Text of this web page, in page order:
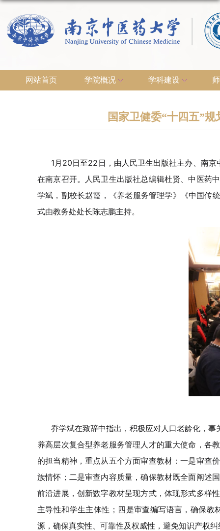
网站首页 学院概况 学科建设
国家卫健委“十四五”
1月20日至22日，由人民卫生出版社主办、南
在南京召开。人民卫生出版社总编辑杜贤、中医药
学斌，副校长赵霞，《养老服务管理学》《中国传
式由教务处处长陈志鹏主持。
乔学斌在致辞中指出，积极应对人口老龄化，
养高层次复合型养老服务管理人才的重大使命，各
的担当精神，重点从五个方面审查教材：一是审查
族情怀；二是审查内容质量，确保教材既全面阐述
前沿进展，创新数字教材呈现方式，体现形式多样
主导性和学生主体性；四是审查编写语言，确保
源，确保真实性、可靠性及权威性，避免知识产权纠